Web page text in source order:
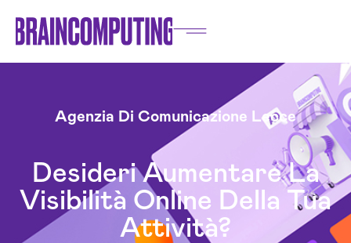
Agenzia Di Comunicazione Lecce
Desideri Aumentare La
Visibilità Online Della Tua
Attività?